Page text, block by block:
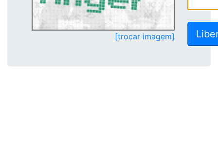
[trocar imagem]